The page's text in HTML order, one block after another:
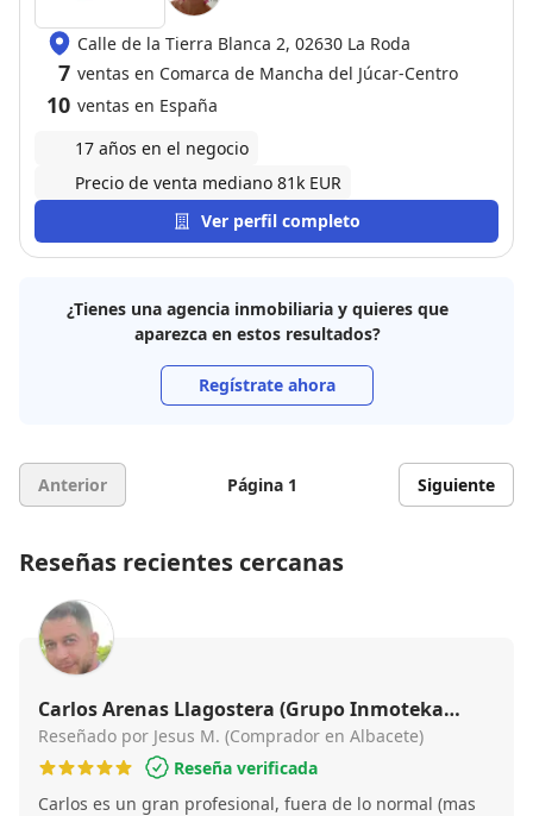
Calle de la Tierra Blanca 2, 02630 La Roda
7 ventas en Comarca de Mancha del Júcar-Centro
10 ventas en España
17 años en el negocio
Precio de venta mediano 81k EUR
Ver perfil completo
¿Tienes una agencia inmobiliaria y quieres que
aparezca en estos resultados?
Regístrate ahora
Anterior Página 1 Siguiente
Reseñas recientes cercanas
Carlos Arenas Llagostera (Grupo Inmoteka
Inmobiliaria)
Reseñado por Jesus M. (Comprador en Albacete)
Reseña verificada
Carlos es un gran profesional, fuera de lo normal (mas